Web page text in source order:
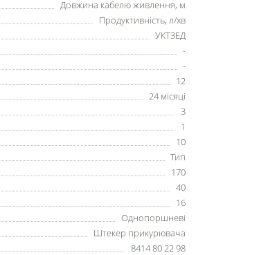
Довжина кабелю живлення, м
Продуктивність, л/хв
УКТЗЕД
-
-
12
24 місяці
3
1
10
Тип
170
40
16
Однопоршневі
Штекер прикурювача
8414 80 22 98